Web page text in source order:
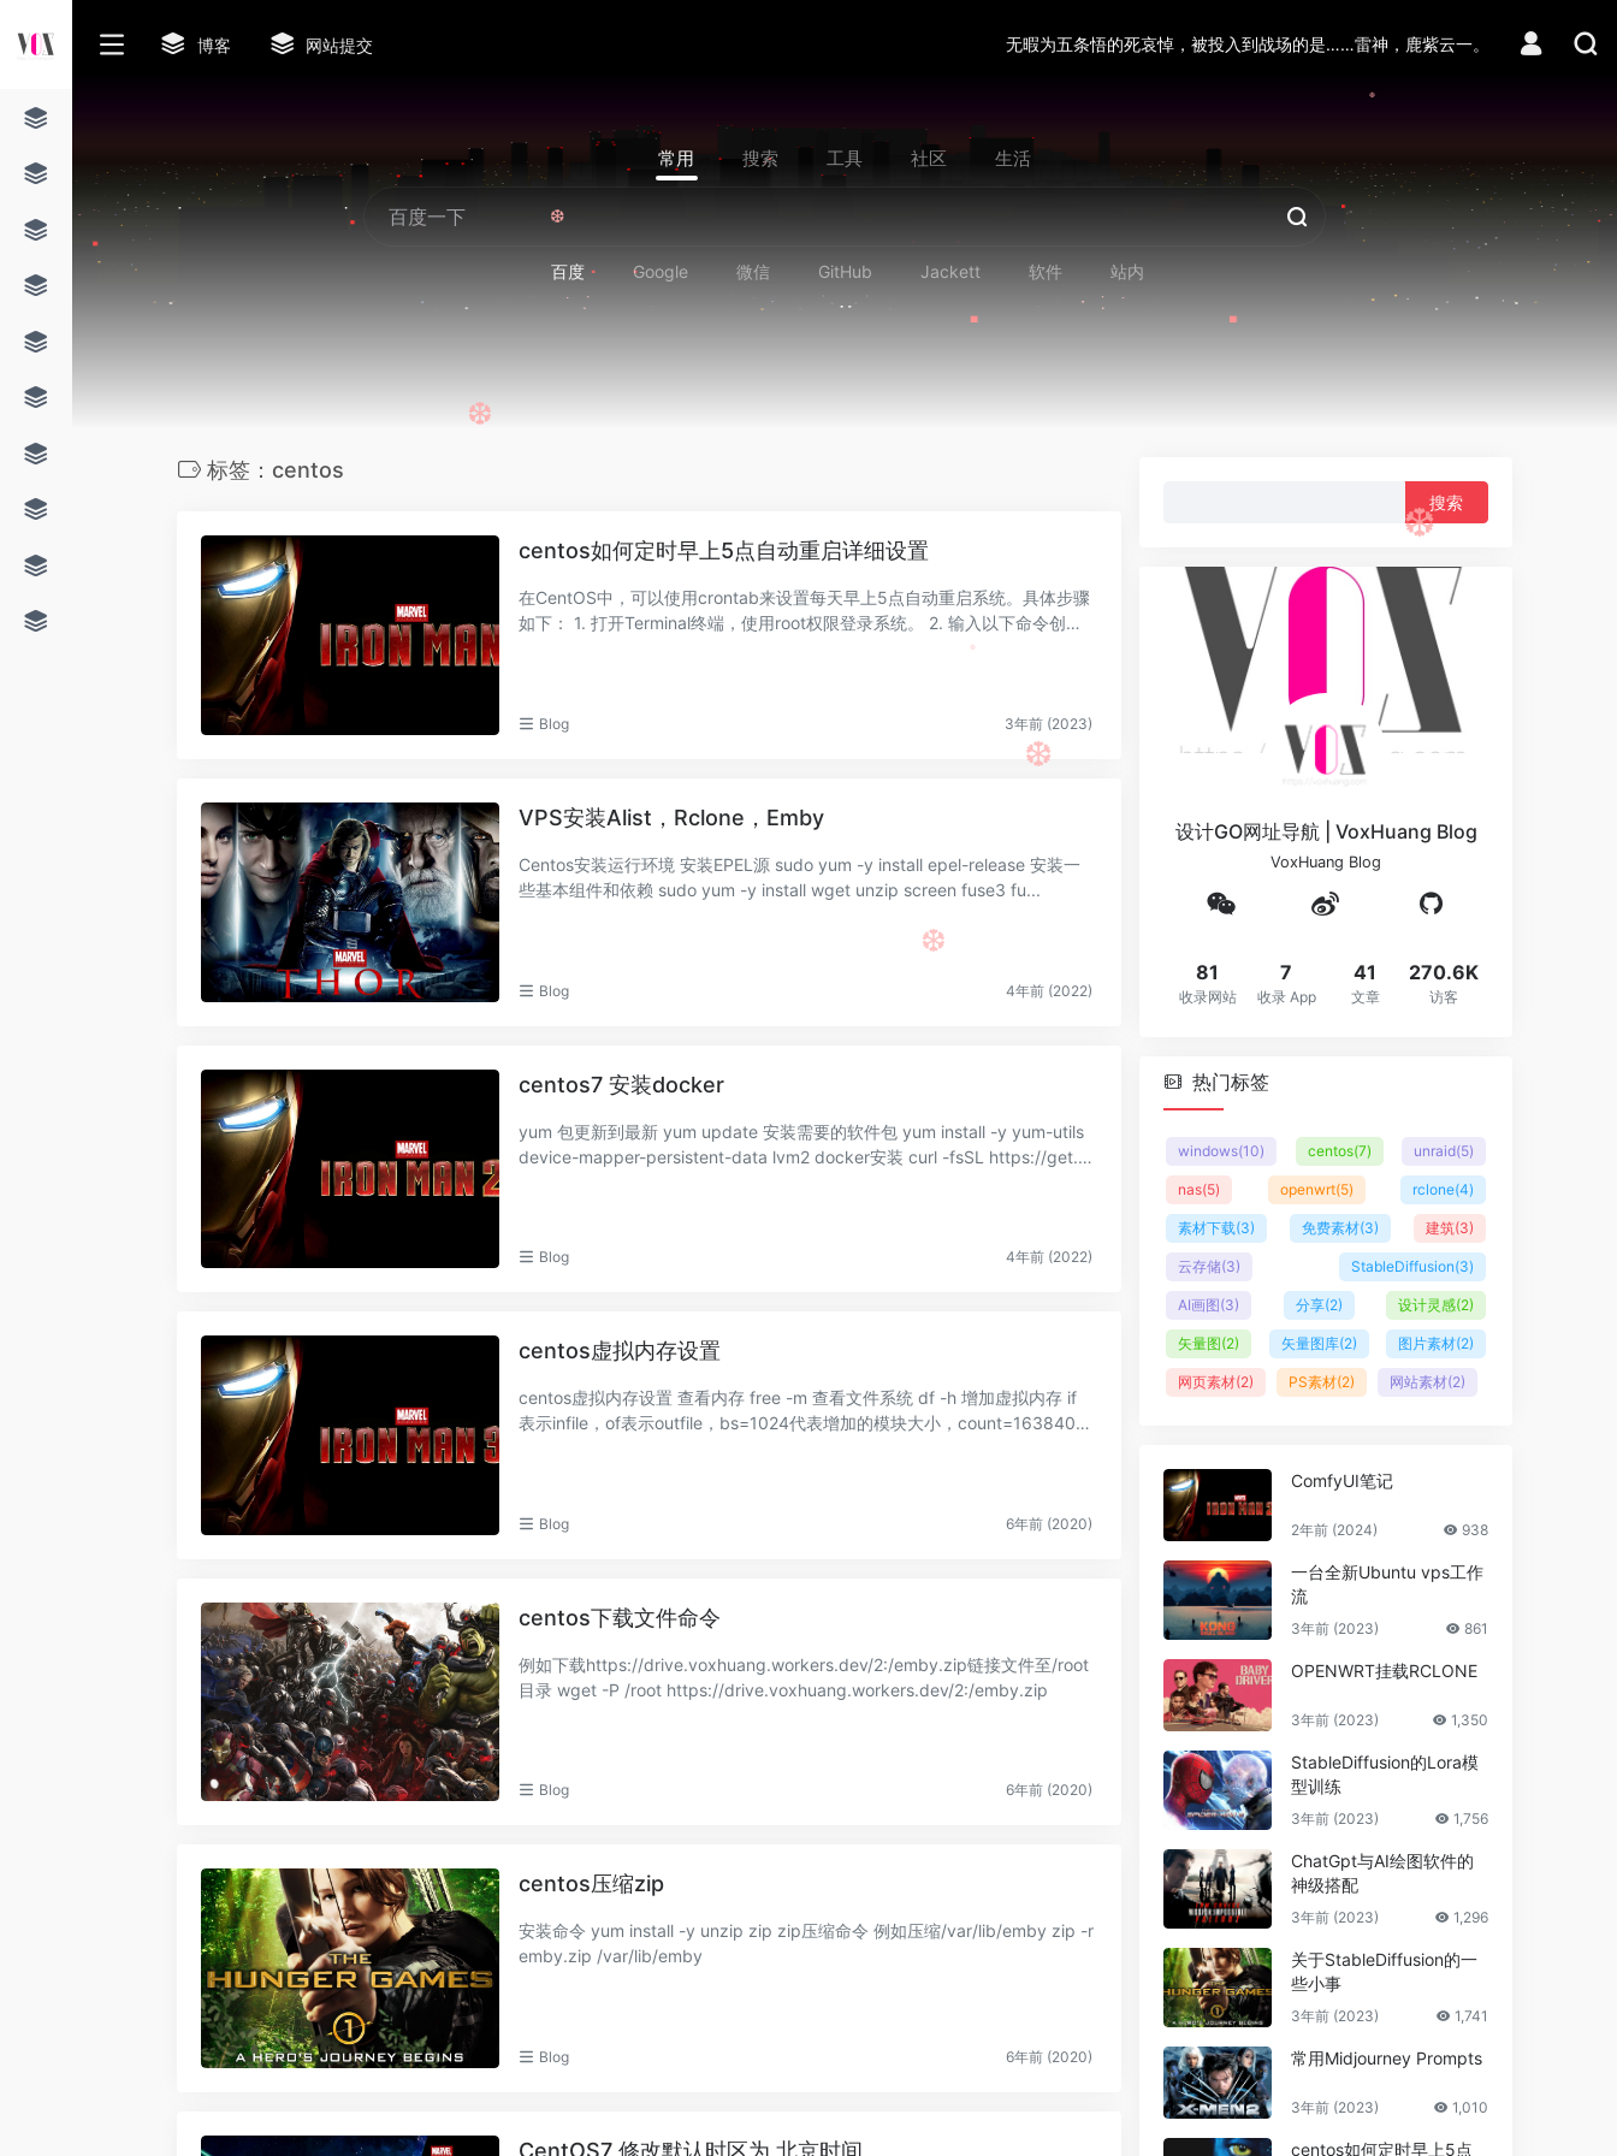
博客 网站提交 无暇为五条悟的死哀悼，被投入到战场的是……雷神，鹿紫云一。
常用 搜索 工具 社区 生活
百度 Google 微信 GitHub Jackett 软件 站内
标签：centos
centos如何定时早上5点自动重启详细设置
在CentOS中，可以使用crontab来设置每天早上5点自动重启系统。具体步骤
如下： 1. 打开Terminal终端，使用root权限登录系统。 2. 输入以下命令创建
Blog 3年前 (2023)
VPS安装Alist，Rclone，Emby
Centos安装运行环境 安装EPEL源 sudo yum -y install epel-release 安装一
些基本组件和依赖 sudo yum -y install wget unzip screen fuse3 fu...
Blog 4年前 (2022)
centos7 安装docker
yum 包更新到最新 yum update 安装需要的软件包 yum install -y yum-utils
device-mapper-persistent-data lvm2 docker安装 curl -fsSL https://get.d
Blog 4年前 (2022)
centos虚拟内存设置
centos虚拟内存设置 查看内存 free -m 查看文件系统 df -h 增加虚拟内存 if
表示infile，of表示outfile，bs=1024代表增加的模块大小，count=1638400
Blog 6年前 (2020)
centos下载文件命令
例如下载https://drive.voxhuang.workers.dev/2:/emby.zip链接文件至/root
目录 wget -P /root https://drive.voxhuang.workers.dev/2:/emby.zip
Blog 6年前 (2020)
centos压缩zip
安装命令 yum install -y unzip zip zip压缩命令 例如压缩/var/lib/emby zip -r
emby.zip /var/lib/emby
Blog 6年前 (2020)
CentOS7 修改默认时区为 北京时间
设计GO网址导航 | VoxHuang Blog
VoxHuang Blog
81
收录网站
7
收录 App
41
文章
270.6K
访客
热门标签
windows(10) centos(7) unraid(5)
nas(5) openwrt(5) rclone(4)
素材下载(3) 免费素材(3) 建筑(3)
云存储(3) StableDiffusion(3)
AI画图(3) 分享(2) 设计灵感(2)
矢量图(2) 矢量图库(2) 图片素材(2)
网页素材(2) PS素材(2) 网站素材(2)
ComfyUI笔记
2年前 (2024) 938
一台全新Ubuntu vps工作
流
3年前 (2023) 861
OPENWRT挂载RCLONE
3年前 (2023) 1,350
StableDiffusion的Lora模
型训练
3年前 (2023) 1,756
ChatGpt与AI绘图软件的
神级搭配
3年前 (2023) 1,296
关于StableDiffusion的一
些小事
3年前 (2023) 1,741
常用Midjourney Prompts
3年前 (2023) 1,010
centos如何定时早上5点
❆
❆